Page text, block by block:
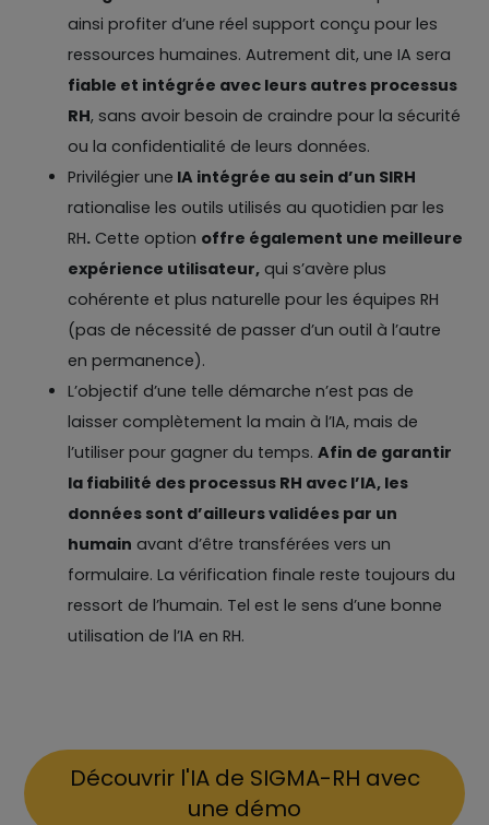
ainsi profiter d’une réel support conçu pour les
ressources humaines. Autrement dit, une IA sera
fiable et intégrée avec leurs autres processus
RH, sans avoir besoin de craindre pour la sécurité
ou la confidentialité de leurs données.
Privilégier une IA intégrée au sein d’un SIRH
rationalise les outils utilisés au quotidien par les
RH. Cette option offre également une meilleure
expérience utilisateur, qui s’avère plus
cohérente et plus naturelle pour les équipes RH
(pas de nécessité de passer d’un outil à l’autre
en permanence).
L’objectif d’une telle démarche n’est pas de
laisser complètement la main à l’IA, mais de
l’utiliser pour gagner du temps.Afin de garantir
la fiabilité des processus RH avec l’IA, les
données sont d’ailleurs validées par un
humain avant d’être transférées vers un
formulaire. La vérification finale reste toujours du
ressort de l’humain. Tel est le sens d’une bonne
utilisation de l’IA en RH.
Découvrir l'IA de SIGMA-RH avec
une démo